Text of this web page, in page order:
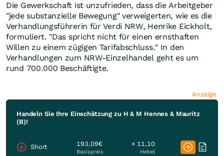
Die Gewerkschaft ist unzufrieden, dass die Arbeitgeber
"jede substanzielle Bewegung" verweigerten, wie es die
Verhandlungsführerin für Verdi NRW, Henrike Eickholt,
formuliert. "Das spricht nicht für einen ernsthaften
Willen zu einem zügigen Tarifabschluss." In den
Verhandlungen zum NRW-Einzelhandel geht es um
rund 700.000 Beschäftigte.
Anzeige
Handeln Sie Ihre Einschätzung zu H & M Hennes & Mauritz
(B)!
Short 193,09€
Basispreis
× 11,10
Hebel